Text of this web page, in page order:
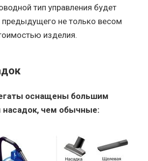
тип управления будет
предыдущего не только весом
изделия.
оснащены большим
насадок, чем обычные: